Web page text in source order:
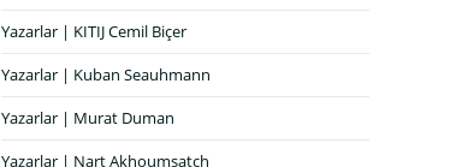
Yazarlar | KITIJ Cemil Biçer
Yazarlar | Kuban Seauhmann
Yazarlar | Murat Duman
Yazarlar | Nart Akhoumsatch